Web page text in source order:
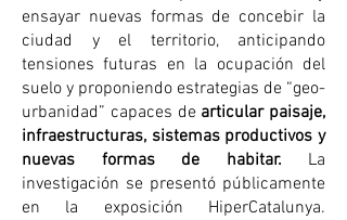
ensayar nuevas formas de concebir la
ciudad y el territorio, anticipando
tensiones futuras en la ocupación del
suelo y proponiendo estrategias de “geo-
urbanidad” capaces de articular paisaje,
infraestructuras, sistemas productivos y
nuevas formas de habitar. La
investigación se presentó públicamente
en la exposición HiperCatalunya.